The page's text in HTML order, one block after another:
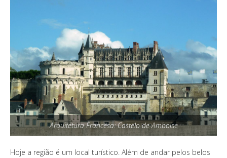
Arquitetura Francesa: Castelo de Amboise
Hoje a região é um local turístico. Além de andar pelos belos